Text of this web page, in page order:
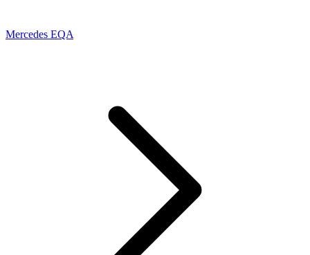
Mercedes EQA